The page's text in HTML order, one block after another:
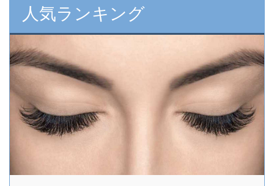
人気ランキング